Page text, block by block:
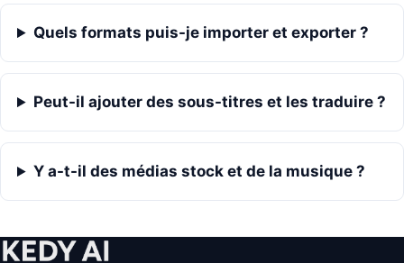
Quels formats puis-je importer et exporter ?
Peut-il ajouter des sous-titres et les traduire ?
Y a-t-il des médias stock et de la musique ?